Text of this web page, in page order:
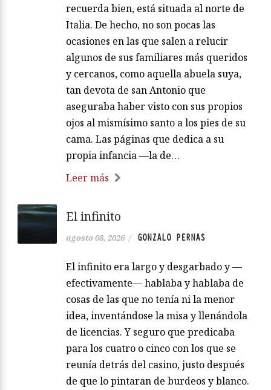
recuerda bien, está situada al norte de
Italia. De hecho, no son pocas las
ocasiones en las que salen a relucir
algunos de sus familiares más queridos
y cercanos, como aquella abuela suya,
tan devota de san Antonio que
aseguraba haber visto con sus propios
ojos al mismísimo santo a los pies de su
cama. Las páginas que dedica a su
propia infancia —la de…
Leer más
El infinito
agosto 08, 2026 / GONZALO PERNAS
El infinito era largo y desgarbado y —
efectivamente— hablaba y hablaba de
cosas de las que no tenía ni la menor
idea, inventándose la misa y llenándola
de licencias. Y seguro que predicaba
para los cuatro o cinco con los que se
reunía detrás del casino, justo después
de que lo pintaran de burdeos y blanco.